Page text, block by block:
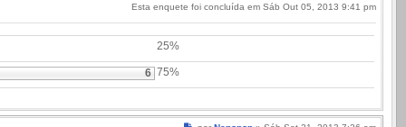
Esta enquete foi concluída em Sáb Out 05, 2013 9:41 pm
25%
6 75%